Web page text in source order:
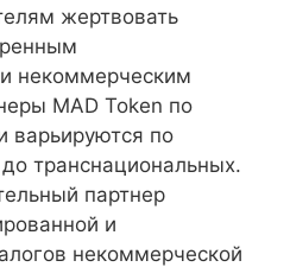
жертвовать
некоммерческим
MAD Token по
варьируются по
транснациональных.
партнер
и
некоммерческой